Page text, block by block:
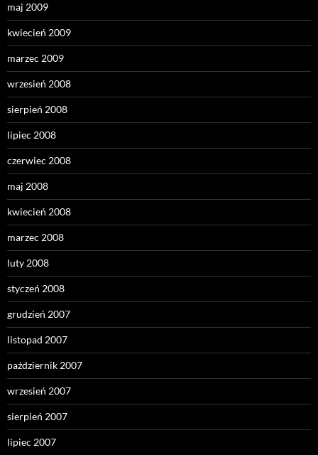
maj 2009
kwiecień 2009
marzec 2009
wrzesień 2008
sierpień 2008
lipiec 2008
czerwiec 2008
maj 2008
kwiecień 2008
marzec 2008
luty 2008
styczeń 2008
grudzień 2007
listopad 2007
październik 2007
wrzesień 2007
sierpień 2007
lipiec 2007